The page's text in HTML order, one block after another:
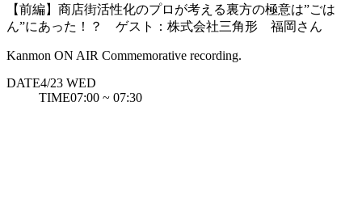
【前編】商店街活性化のプロが考える裏方の極意は”ごは
ん”にあった！？ ゲスト：株式会社三角形 福岡さん
Kanmon ON AIR Commemorative recording.
DATE4/23 WED
TIME07:00 ~ 07:30